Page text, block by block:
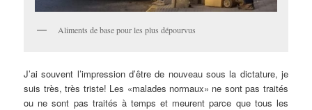
Aliments de base pour les plus dépourvus
J’ai souvent l’impression d’être de nouveau sous la dictature, je
suis très, très triste! Les «malades normaux» ne sont pas traités
ou ne sont pas traités à temps et meurent parce que tous les